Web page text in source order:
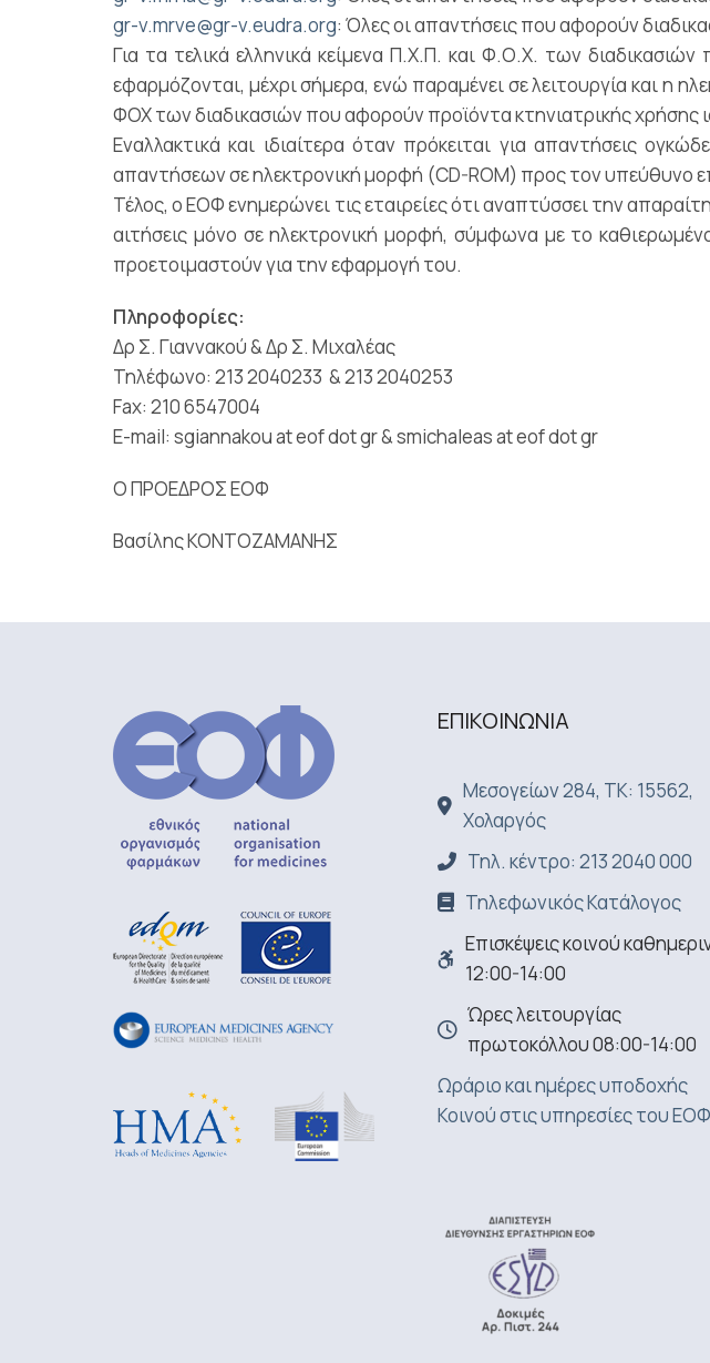
gr-v.mrve@gr-v.eudra.org: Όλες οι απαντήσεις που αφορούν
Για τα τελικά ελληνικά κείμενα Π.Χ.Π. και Φ.Ο.Χ. των
εφαρμόζονται, μέχρι σήμερα, ενώ παραμένει σε λειτουργία και η
ΦΟΧ των διαδικασιών που αφορούν προϊόντα κτηνιατρικής χρήσης
Εναλλακτικά και ιδιαίτερα όταν πρόκειται για απαντήσεις
απαντήσεων σε ηλεκτρονική μορφή (CD-ROM) προς τον υπεύθυνο
Τέλος, ο ΕΟΦ ενημερώνει τις εταιρείες ότι αναπτύσσει την
αιτήσεις μόνο σε ηλεκτρονική μορφή, σύμφωνα με το
προετοιμαστούν για την εφαρμογή του.
Πληροφορίες:
Δρ Σ. Γιαννακού & Δρ Σ. Μιχαλέας
Τηλέφωνο: 213 2040233 & 213 2040253
Fax: 210 6547004
E-mail: sgiannakou at eof dot gr & smichaleas at eof dot gr
Ο ΠΡΟΕΔΡΟΣ ΕΟΦ
Βασίλης ΚΟΝΤΟΖΑΜΑΝΗΣ
ΕΠΙΚΟΙΝΩΝΙA
Μεσογείων 284, ΤΚ: 15562,
Χολαργός
Τηλ. κέντρο: 213 2040 000
Τηλεφωνικός Κατάλογος
Επισκέψεις κοινού
12:00-14:00
Ώρες λειτουργίας
πρωτοκόλλου 08:00-14:00
Ωράριο και ημέρες υποδοχής
Κοινού στις υπηρεσίες του ΕΟΦ